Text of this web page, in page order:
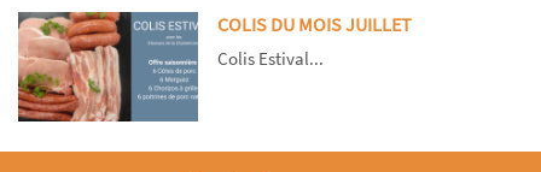
COLIS DU MOIS JUILLET
Colis Estival...